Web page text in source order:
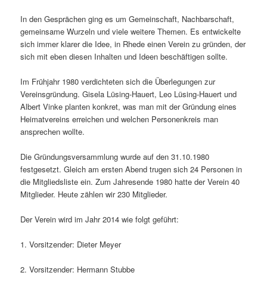
In den Gesprächen ging es um Gemeinschaft, Nachbarschaft,
gemeinsame Wurzeln und viele weitere Themen. Es entwickelte
sich immer klarer die Idee, in Rhede einen Verein zu gründen, der
sich mit eben diesen Inhalten und Ideen beschäftigen sollte.
Im Frühjahr 1980 verdichteten sich die Überlegungen zur
Vereinsgründung. Gisela Lüsing-Hauert, Leo Lüsing-Hauert und
Albert Vinke planten konkret, was man mit der Gründung eines
Heimatvereins erreichen und welchen Personenkreis man
ansprechen wollte.
Die Gründungsversammlung wurde auf den 31.10.1980
festgesetzt. Gleich am ersten Abend trugen sich 24 Personen in
die Mitgliedsliste ein. Zum Jahresende 1980 hatte der Verein 40
Mitglieder. Heute zählen wir 230 Mitglieder.
Der Verein wird im Jahr 2014 wie folgt geführt:
1. Vorsitzender: Dieter Meyer
2. Vorsitzender: Hermann Stubbe